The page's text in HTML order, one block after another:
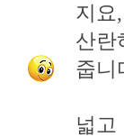
지요
산
줍니
넓